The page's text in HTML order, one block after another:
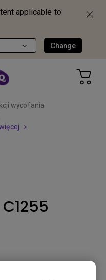
applicable to
Change
wycofania
C1255